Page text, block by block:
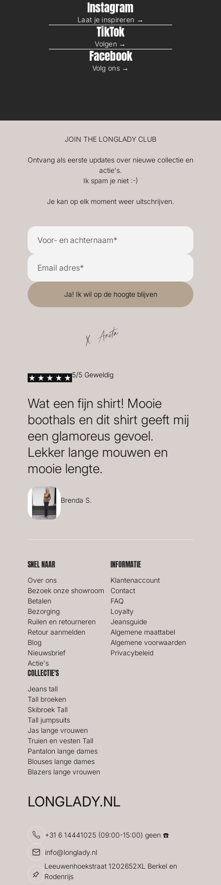
Instagram
Laat je inspireren →
TikTok
Volgen →
Facebook
Volg ons →
JOIN THE LONGLADY CLUB
Ontvang als eerste updates over nieuwe collectie en
actie's.
Ik spam je niet :-)
Je kan op elk moment weer uitschrijven.
X. Anita
5/5 Geweldig
Wat een fijn shirt! Mooie
boothals en dit shirt geeft mij
een glamoreus gevoel.
Lekker lange mouwen en
mooie lengte.
Brenda S.
SNEL NAAR
Over ons
Bezoek onze showroom
Betalen
Bezorging
Ruilen en retourneren
Retour aanmelden
Blog
Nieuwsbrief
Actie's
INFORMATIE
Klantenaccount
Contact
FAQ
Loyalty
Jeansguide
Algemene maattabel
Algemene voorwaarden
Privacybeleid
COLLECTIE'S
Jeans tall
Tall broeken
Skibroek Tall
Tall jumpsuits
Jas lange vrouwen
Truien en vesten Tall
Pantalon lange dames
Blouses lange dames
Blazers lange vrouwen
LONGLADY.NL
+31 6 14441025 (09:00-15:00) geen ☎️
info@longlady.nl
Leeuwenhoekstraat 1202652XL Berkel en
Rodenrijs